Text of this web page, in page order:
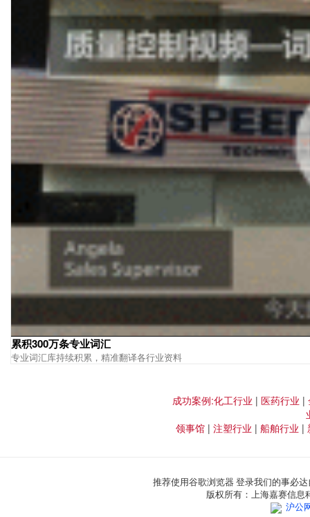
累积300万条专业词汇
专业词汇库持续积累，精准翻译各行业资料
成功案例:化工行业 | 医药行业 |
领事馆 | 注塑行业 | 船舶行业 |
推荐使用谷歌浏览器 登录我们的事必
版权所有：上海嘉赛信
沪公